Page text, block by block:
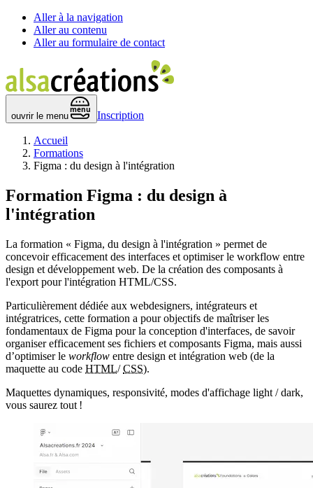
Aller à la navigation
Aller au contenu
Aller au formulaire de contact
ouvrir le menu
menu
Inscription
Accueil
Formations
Figma : du design à l'intégration
Formation Figma : du design à
l'intégration
La formation « Figma, du design à l'intégration » permet de
concevoir efficacement des interfaces et optimiser le workflow entre
design et développement web. De la création des composants à
l'export pour l'intégration HTML/CSS.
Particulièrement dédiée aux webdesigners, intégrateurs et
intégratrices, cette formation a pour objectifs de maîtriser les
fondamentaux de Figma pour la conception d'interfaces, de savoir
organiser efficacement ses fichiers et composants Figma, mais aussi
d’optimiser le workflow entre design et intégration web (de la
maquette au code HTML/CSS).
Maquettes dynamiques, responsivité, modes d'affichage light / dark,
vous saurez tout !